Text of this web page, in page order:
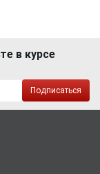
в курсе
Подписаться